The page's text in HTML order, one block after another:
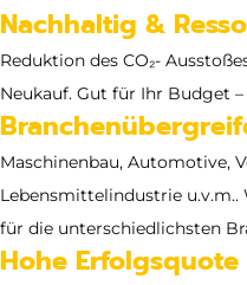
Abmessung
Nachhaltig &
Reduktion des CO₂-
Neukauf. Gut für Ihr Budget
Maschinenbau, Automotive,
Lebensmittelindustrie
für die unterschiedlichsten
Hohe Erfolgsquote